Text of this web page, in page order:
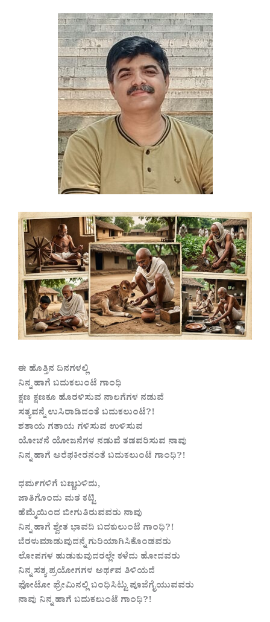
ಈ ಹೊತ್ತಿನ ದಿನಗಳಲ್ಲಿ
ನಿನ್ನ ಹಾಗೆ ಬದುಕಲುಂಟೆ ಗಾಂಧಿ
ಕ್ಷಣ ಕ್ಷಣಕೂ ಹೊರಳಿಸುವ ನಾಲಗೆಗಳ ನಡುವೆ
ಸತ್ಯವನ್ನೆ ಉಸಿರಾಡಿದಂತೆ ಬದುಕಲುಂಟೆ?!
ಶತಾಯ ಗತಾಯ ಗಳಿಸುವ ಉಳಿಸುವ
ಯೋಚನೆ ಯೋಜನೆಗಳ ನಡುವೆ ತಡವರಿಸುವ ನಾವು
ನಿನ್ನ ಹಾಗೆ ಅರೆಫಕೀರನಂತೆ ಬದುಕಲುಂಟೆ ಗಾಂಧಿ?!
ಧರ್ಮಗಳಿಗೆ ಬಣ್ಣಬಳಿದು,
ಜಾತಿಗೊಂದು ಮಠ ಕಟ್ಟಿ
ಹೆಮ್ಮೆಯಿಂದ ಬೀಗುತಿರುವವರು ನಾವು
ನಿನ್ನ ಹಾಗೆ ಶ್ವೇತ ಭಾವದಿ ಬದಕುಲುಂಟೆ ಗಾಂಧಿ?!
ಬೆರಳುಮಾಡುವುದನ್ನೆ ಗುರಿಯಾಗಿಸಿಕೊಂಡವರು
ಲೋಪಗಳ ಹುಡುಕುವುದರಲ್ಲೇ ಕಳೆದು ಹೋದವರು
ನಿನ್ನ ಸತ್ಯ ಪ್ರಯೋಗಗಳ ಅರ್ಥವ ತಿಳಿಯದೆ
ಫೋಟೋ ಫ್ರೇಮಿನಲ್ಲಿ ಬಂಧಿಸಿಟ್ಟು ಪೂಜೆಗೈಯುವವರು
ನಾವು ನಿನ್ನ ಹಾಗೆ ಬದುಕಲುಂಟೆ ಗಾಂಧಿ?!